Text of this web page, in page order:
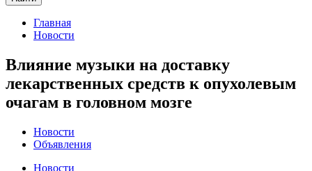
Главная
Новости
Влияние музыки на доставку
лекарственных средств к опухолевым
очагам в головном мозге
Новости
Объявления
Новости